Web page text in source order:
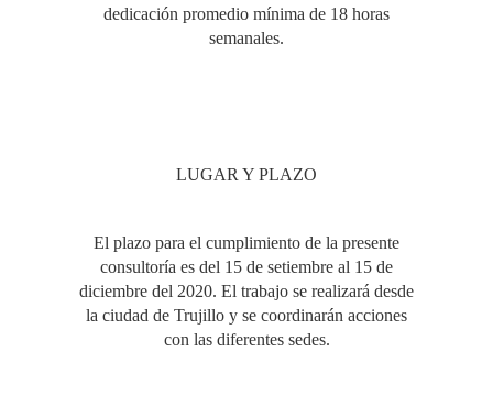
dedicación promedio mínima de 18 horas
semanales.
LUGAR Y PLAZO
El plazo para el cumplimiento de la presente
consultoría es del 15 de setiembre al 15 de
diciembre del 2020. El trabajo se realizará desde
la ciudad de Trujillo y se coordinarán acciones
con las diferentes sedes.